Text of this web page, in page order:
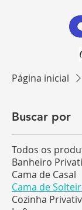
Página inicial
Buscar por
Todos os
Banheiro
Cama de Casal
Cama de
Cozinha